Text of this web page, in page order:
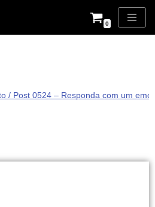
0
/ Post 0524 – Responda com um